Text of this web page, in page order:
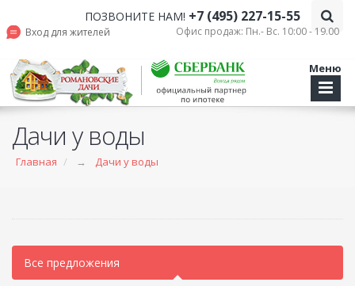
Офис продаж: Пн.- Вс. 10:00 - 19.00
Вход для жителей
ПОЗВОНИТЕ НАМ! +7 (495) 227-15-55
Меню
Дачи у воды
Главная → Дачи у воды
Все предложения